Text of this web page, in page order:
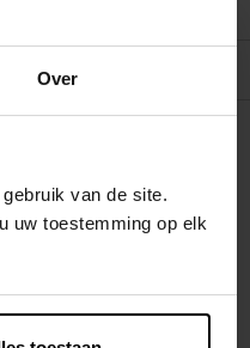
Over
van de site.
uw toestemming op elk